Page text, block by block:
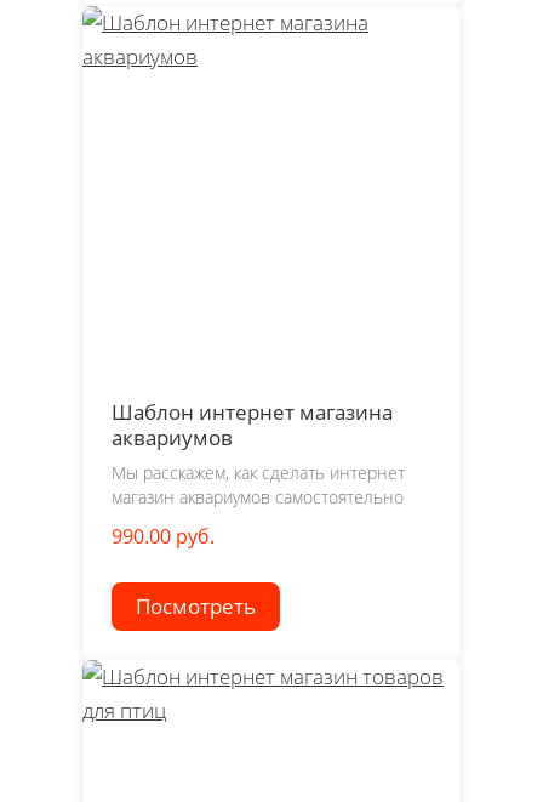
Шаблон интернет магазина
аквариумов
Мы расскажем, как сделать интернет
магазин аквариумов самостоятельно
990.00 руб.
Посмотреть